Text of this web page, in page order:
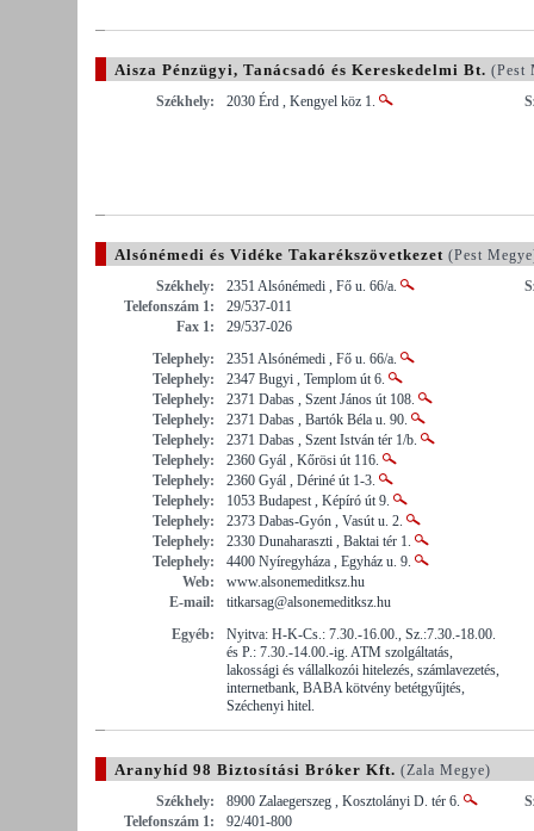
Aisza Pénzügyi, Tanácsadó és Kereskedelmi Bt. (Pest
Székhely:
2030 Érd , Kengyel köz 1.
Alsónémedi és Vidéke Takarékszövetkezet (Pest
Székhely:
2351 Alsónémedi , Fő u. 66/a.
Telefonszám 1:
29/537-011
Fax 1:
29/537-026
Telephely:
2351 Alsónémedi , Fő u. 66/a.
Telephely:
2347 Bugyi , Templom út 6.
Telephely:
2371 Dabas , Szent János út 108.
Telephely:
2371 Dabas , Bartók Béla u. 90.
Telephely:
2371 Dabas , Szent István tér 1/b.
Telephely:
2360 Gyál , Kőrösi út 116.
Telephely:
2360 Gyál , Dériné út 1-3.
Telephely:
1053 Budapest , Képíró út 9.
Telephely:
2373 Dabas-Gyón , Vasút u. 2.
Telephely:
2330 Dunaharaszti , Baktai tér 1.
Telephely:
4400 Nyíregyháza , Egyház u. 9.
Web:
www.alsonemeditksz.hu
E-mail:
titkarsag@alsonemeditksz.hu
Egyéb:
Nyitva: H-K-Cs.: 7.30.-16.00., Sz.:7.30.-18.00.
és P.: 7.30.-14.00.-ig. ATM szolgáltatás,
lakossági és vállalkozói hitelezés, számlavezetés,
internetbank, BABA kötvény betétgyűjtés,
Széchenyi hitel.
Aranyhíd 98 Biztosítási Bróker Kft. (Zala Megye)
Székhely:
8900 Zalaegerszeg , Kosztolányi D. tér 6.
Telefonszám 1:
92/401-800